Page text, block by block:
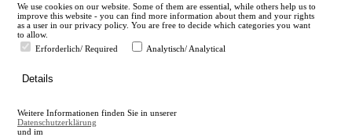
en
A
A
We use cookies on our website. Some of them are essential, while others help us to
improve this website - you can find more information about them and your rights
as a user in our privacy policy. You are free to decide which categories you want
to allow.
Erforderlich/ Required
Analytisch/ Analytical
Details
Weitere Informationen finden Sie in unserer
Datenschutzerklärung
und im